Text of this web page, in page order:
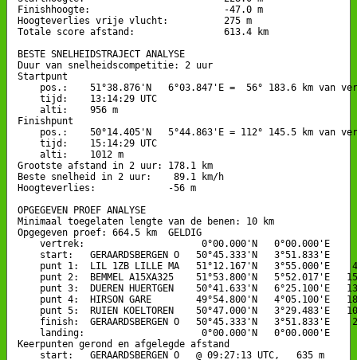
Finishhoogte:                        -47.0 m
Hoogteverlies vrije vlucht:          275 m
Totale score afstand:                613.4 km
BESTE SNELHEIDSTRAJECT ANALYSE
Duur van snelheidscompetitie: 2 uur
Startpunt
pos.:    51°38.876'N   6°03.847'E =  56° 183.6 km van
    tijd:    13:14:29 UTC
    alti:    956 m
Finishpunt
pos.:    50°14.405'N   5°44.863'E = 112° 145.5 km van
    tijd:    15:14:29 UTC
    alti:    1012 m
Grootste afstand in 2 uur: 178.1 km
Beste snelheid in 2 uur:    89.1 km/h
Hoogteverlies:             -56 m
OPGEGEVEN PROEF ANALYSE
Minimaal toegelaten lengte van de benen: 10 km
Opgegeven proef: 664.5 km  GELDIG
    vertrek:                     0°00.000'N   0°00.000'E
    start:   GERAARDSBERGEN O   50°45.333'N   3°51.833'E
punt 1:  LIL 1ZB LILLE MA   51°12.167'N   3°55.000'E
punt 2:  BEMMEL A15XA325    51°53.800'N   5°52.017'E
punt 3:  DUEREN HUERTGEN    50°41.633'N   6°25.100'E
punt 4:  HIRSON GARE        49°54.800'N   4°05.100'E
punt 5:  RUIEN KOELTOREN    50°47.000'N   3°29.483'E
finish:  GERAARDSBERGEN O   50°45.333'N   3°51.833'E
    landing:                     0°00.000'N   0°00.000'E
Keerpunten gerond en afgelegde afstand
    start:   GERAARDSBERGEN O   @ 09:27:13 UTC,   635 m